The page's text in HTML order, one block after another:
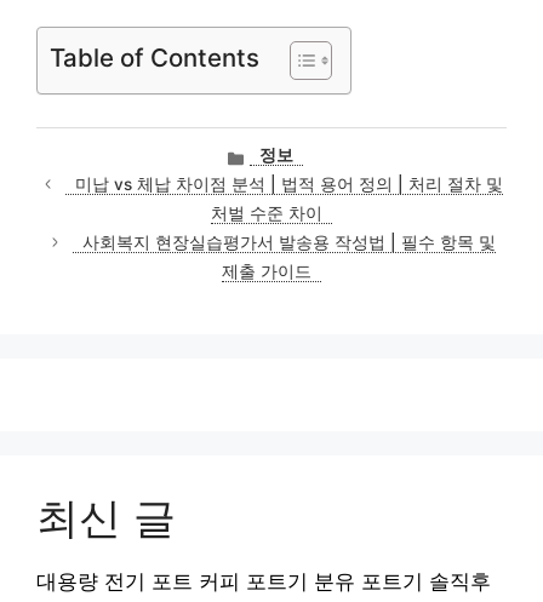
Table of Contents
카
테
고
리
정보
미납 vs 체납 차이점 분석 | 법적 용어 정의 | 처리 절차 및
처벌 수준 차이
사회복지 현장실습평가서 발송용 작성법 | 필수 항목 및
제출 가이드
최신 글
대용량 전기 포트 커피 포트기 분유 포트기 솔직후